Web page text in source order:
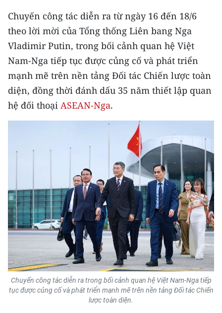
TRI THỨC CHUYÊN SÂU
54 DÂN TỘC VIỆT NAM
CHƯƠNG TRÌNH OCOP - MỖI XÃ
MỘT SẢN PHẨM
RADIO
E-Magazine
Media Chính trị
Media Kinh tế
Media Văn hóa
Media Xã hội
Media Pháp luật
Chuyến công tác diễn ra từ ngày 16 đến 18/6
theo lời mời của Tổng thống Liên bang Nga
Vladimir Putin, trong bối cảnh quan hệ Việt
Nam-Nga tiếp tục được củng cố và phát triển
mạnh mẽ trên nền tảng Đối tác Chiến lược toàn
diện, đồng thời đánh dấu 35 năm thiết lập quan
hệ đối thoại ASEAN-Nga.
Chuyến công tác diễn ra trong bối cảnh quan hệ Việt Nam-Nga tiếp
tục được củng cố và phát triển mạnh mẽ trên nền tảng Đối tác Chiến
lược toàn diện.